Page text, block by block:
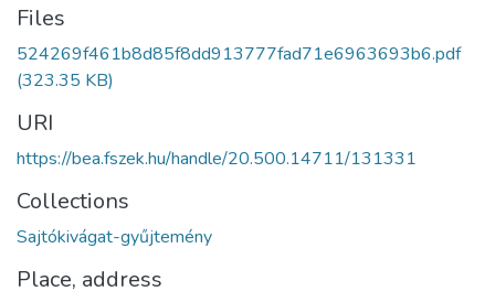
Files
524269f461b8d85f8dd913777fad71e6963693b6.pdf
(323.35 KB)
URI
https://bea.fszek.hu/handle/20.500.14711/131331
Collections
Sajtókivágat-gyűjtemény
Place, address